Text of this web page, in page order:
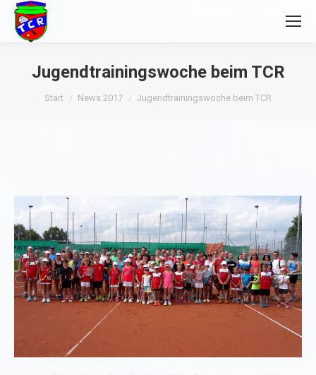
Jugendtrainingswoche beim TCR
Sie befinden sich hier:
Start News 2017 Jugendtrainingswoche beim TCR